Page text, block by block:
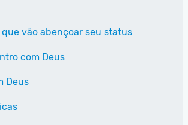
que vão abençoar seu status
com Deus
Deus